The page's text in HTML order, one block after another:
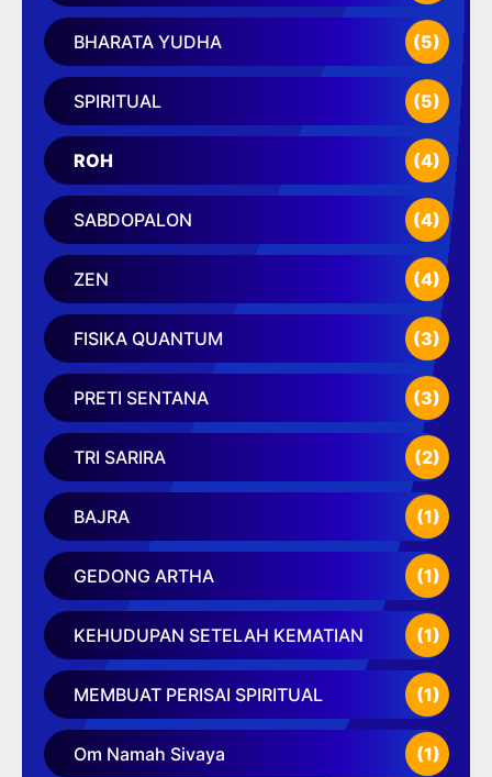
BHARATA YUDHA (5)
SPIRITUAL (5)
ROH (4)
SABDOPALON (4)
ZEN (4)
FISIKA QUANTUM (3)
PRETI SENTANA (3)
TRI SARIRA (2)
BAJRA (1)
GEDONG ARTHA (1)
KEHUDUPAN SETELAH KEMATIAN (1)
MEMBUAT PERISAI SPIRITUAL (1)
Om Namah Sivaya (1)